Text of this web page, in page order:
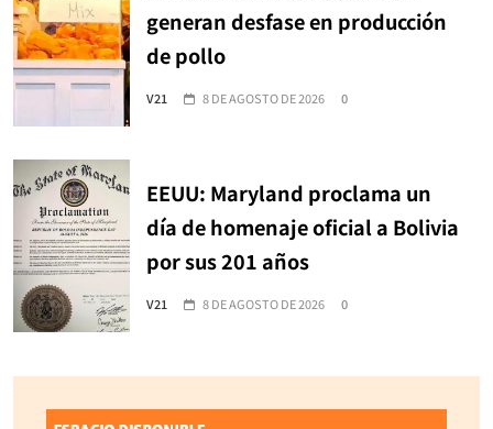
generan desfase en producción
de pollo
V21 8 DE AGOSTO DE 2026 0
EEUU: Maryland proclama un
día de homenaje oficial a Bolivia
por sus 201 años
V21 8 DE AGOSTO DE 2026 0